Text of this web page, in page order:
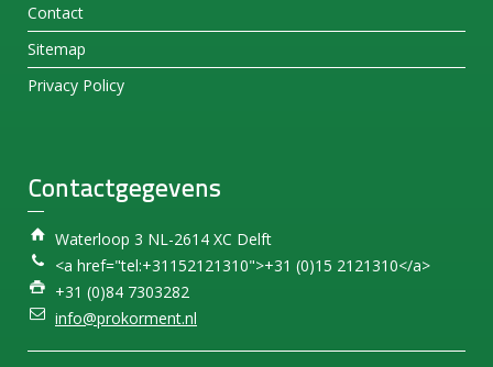
Contact
Sitemap
Privacy Policy
Contactgegevens
Waterloop 3 NL-2614 XC Delft
<a href="tel:+31152121310">+31 (0)15 2121310</a>
+31 (0)84 7303282
info@prokorment.nl